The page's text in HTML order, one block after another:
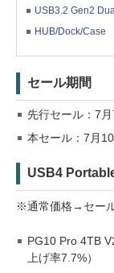
USB3.2 Gen2
HUB/Dock/Case
セール期間
先行セール：7
本セール：7月
USB4
※通常価格→セー
PG10 Pro 4TB
上げ率7.7%）